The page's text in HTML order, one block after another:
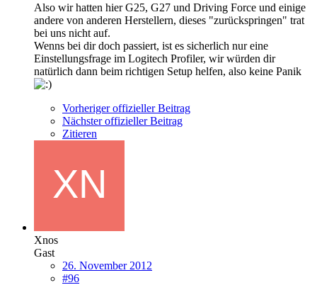
Also wir hatten hier G25, G27 und Driving Force und einige
andere von anderen Herstellern, dieses "zurückspringen" trat
bei uns nicht auf.
Wenns bei dir doch passiert, ist es sicherlich nur eine
Einstellungsfrage im Logitech Profiler, wir würden dir
natürlich dann beim richtigen Setup helfen, also keine Panik
Vorheriger offizieller Beitrag
Nächster offizieller Beitrag
Zitieren
Xnos
Gast
26. November 2012
#96